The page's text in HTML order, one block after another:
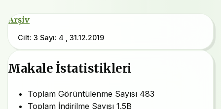
Arşiv
Cilt: 3 Sayı: 4 , 31.12.2019
Makale İstatistikleri
Toplam Görüntülenme Sayısı 483
Toplam İndirilme Sayısı 1.5B